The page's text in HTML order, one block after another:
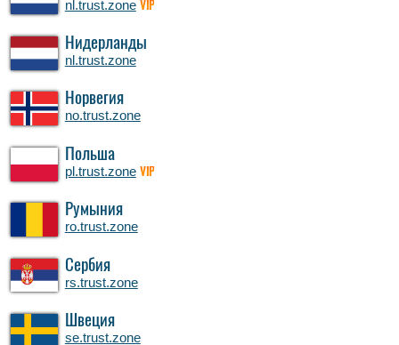
nl.trust.zone VIP
Нидерланды
nl.trust.zone
Норвегия
no.trust.zone
Польша
pl.trust.zone VIP
Румыния
ro.trust.zone
Сербия
rs.trust.zone
Швеция
se.trust.zone